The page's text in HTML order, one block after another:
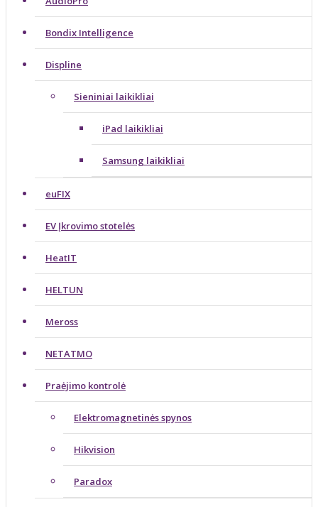
Bondix Intelligence
Displine
Sieniniai laikikliai
iPad laikikliai
Samsung laikikliai
euFIX
EV Įkrovimo stotelės
HeatIT
HELTUN
Meross
NETATMO
Praėjimo kontrolė
Elektromagnetinės spynos
Hikvision
Paradox